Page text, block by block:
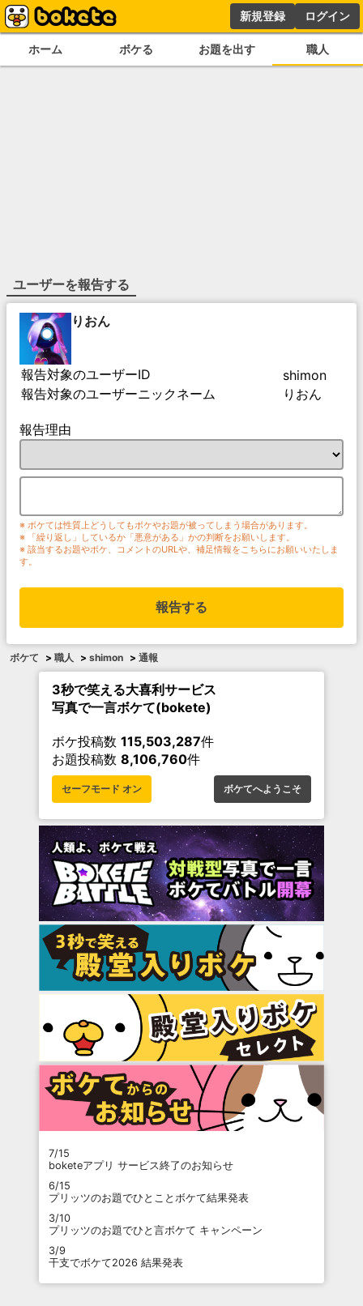
新規登録 ログイン
ホーム ボケる お題を出す 職人
ユーザーを報告する
りおん
報告対象のユーザーID
shimon
報告対象のユーザーニックネーム
りおん
報告理由
※ ボケては性質上どうしてもボケやお題が被ってしまう場合があります。
※ 「繰り返し」しているか「悪意がある」かの判断をお願いします。
※ 該当するお題やボケ、コメントのURLや、補足情報をこちらにお願いいたしま
す。
報告する
ボケて > 職人 > shimon > 通報
3秒で笑える大喜利サービス
写真で一言ボケて(bokete)
ボケ投稿数 115,503,287件
お題投稿数 8,106,760件
セーフモード オン ボケてへようこそ
7/15
boketeアプリ サービス終了のお知らせ
6/15
プリッツのお題でひとことボケて結果発表
3/10
プリッツのお題でひと言ボケて キャンペーン
3/9
干支でボケて2026 結果発表